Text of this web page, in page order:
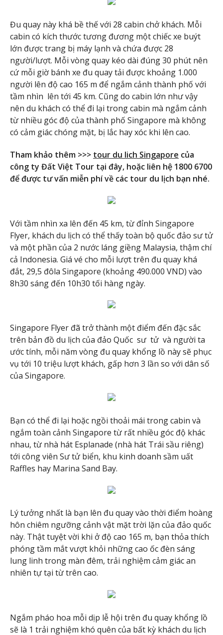
Đu quay này khá bề thế với 28 cabin chở khách. Mỗi
cabin có kích thước tương đương một chiếc xe buýt
lớn được trang bị máy lạnh và chứa được 28
người/lượt. Mỗi vòng quay kéo dài đúng 30 phút nên
cứ mỗi giờ bánh xe đu quay tải được khoảng 1.000
người lên độ cao 165 m để ngắm cảnh thành phố với
tầm nhìn lên tới 45 km. Cũng do cabin lớn như vậy
nên du khách có thể đi lại trong cabin mà ngắm cảnh
từ nhiều góc độ của thành phố Singapore mà không
có cảm giác chóng mặt, bị lắc hay xóc khi lên cao.
Tham khảo thêm >>> tour du lich Singapore của
công ty Đất Việt Tour tại đây, hoặc liên hệ 1800 6700
để được tư vấn miễn phí về các tour du lịch bạn nhé.
Với tầm nhìn xa lên đến 45 km, từ đỉnh Singapore
Flyer, khách du lịch có thể thấy toàn bộ quốc đảo sư tử
và một phần của 2 nước láng giềng Malaysia, thậm chí
cả Indonesia. Giá vé cho mỗi lượt trên đu quay khá
đắt, 29,5 đôla Singapore (khoảng 490.000 VND) vào
8h30 sáng đến 10h30 tối hàng ngày.
Singapore Flyer đã trở thành một điểm đến đặc sắc
trên bản đồ du lịch của đảo Quốc sư tử và người ta
ước tính, mỗi năm vòng đu quay khổng lồ này sẽ phục
vụ tới 10 triệu lượt khách, gấp hơn 3 lần so với dân số
của Singapore.
Bạn có thể đi lại hoặc ngồi thoải mái trong cabin và
ngắm toàn cảnh Singapore từ rất nhiều góc độ khác
nhau, từ nhà hát Esplanade (nhà hát Trái sầu riêng)
tới công viên Sư tử biển, khu kinh doanh sầm uất
Raffles hay Marina Sand Bay.
Lý tưởng nhất là bạn lên đu quay vào thời điểm hoàng
hôn chiêm ngưỡng cảnh vật mặt trời lặn của đảo quốc
này. Thật tuyệt vời khi ở độ cao 165 m, bạn thỏa thích
phóng tầm mắt vượt khỏi những cao ốc đèn sáng
lung linh trong màn đêm, trải nghiệm cảm giác an
nhiên tự tại từ trên cao.
Ngắm pháo hoa mỗi dịp lễ hội trên đu quay khổng lồ
sẽ là 1 trải nghiệm khó quên của bất kỳ khách du lịch